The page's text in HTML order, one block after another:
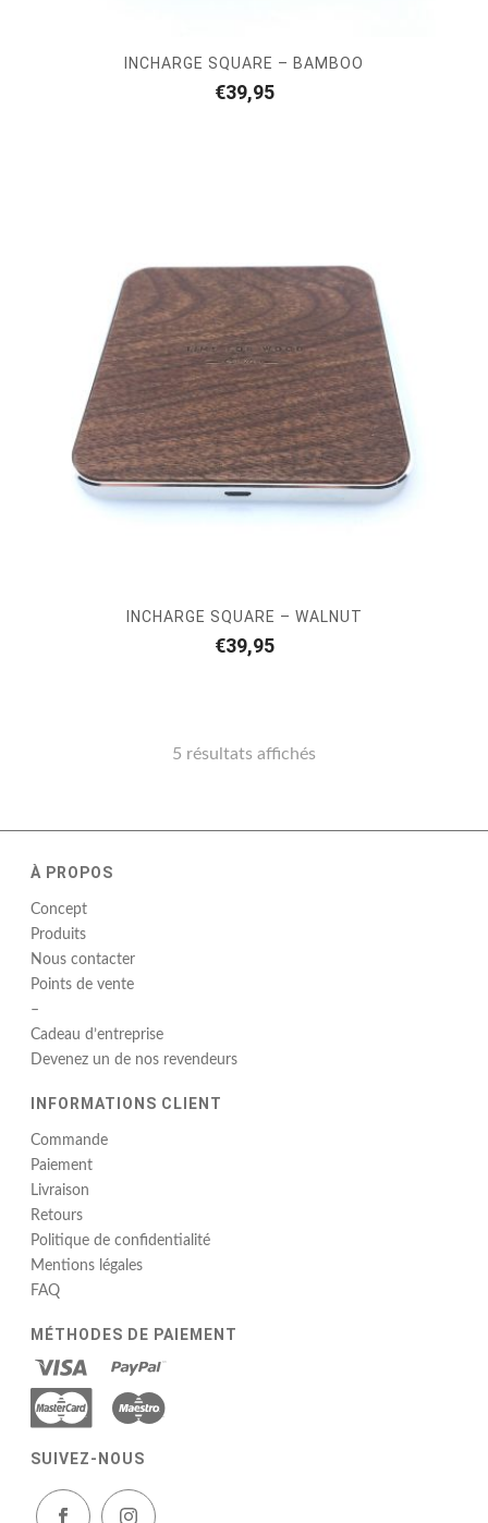
INCHARGE SQUARE – BAMBOO
€39,95
INCHARGE SQUARE – WALNUT
€39,95
5 résultats affichés
À PROPOS
Concept
Produits
Nous contacter
Points de vente
–
Cadeau d’entreprise
Devenez un de nos revendeurs
INFORMATIONS CLIENT
Commande
Paiement
Livraison
Retours
Politique de confidentialité
Mentions légales
FAQ
MÉTHODES DE PAIEMENT
SUIVEZ-NOUS